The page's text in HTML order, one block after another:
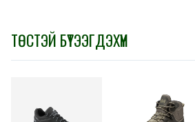
ТӨСТЭЙ БҮТЭЭГДЭХҮҮН